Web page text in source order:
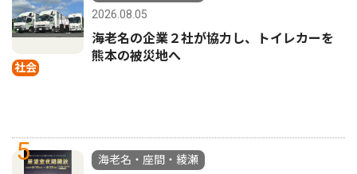
社会
2026.08.05
海老名の企業２社が協力し、トイレカーを
熊本の被災地へ
5
海老名・座間・綾瀬